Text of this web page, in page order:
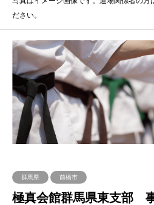
ださい。
群馬県 前橋市
極真会館群馬県東支部